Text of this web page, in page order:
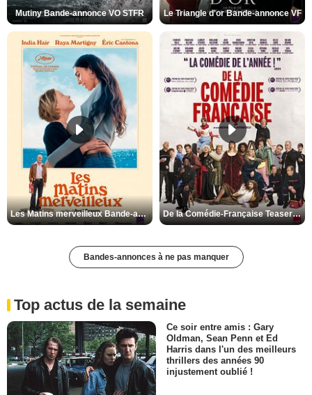
Mutiny Bande-annonce VO STFR Le Triangle d'or Bande-annonce VF
Les Matins merveilleux Bande-annonce VF De la Comédie-Française Teaser VF
Bandes-annonces à ne pas manquer
Top actus de la semaine
Ce soir entre amis : Gary
Oldman, Sean Penn et Ed
Harris dans l'un des meilleurs
thrillers des années 90
injustement oublié !